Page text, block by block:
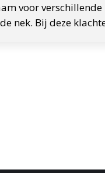
voor verschillende
nek. Bij deze